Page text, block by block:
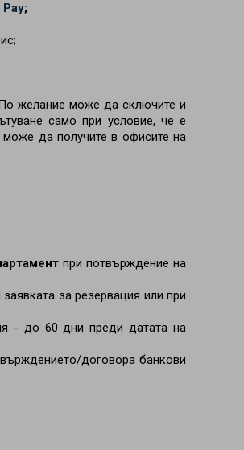
Pay;
желание може да сключите и
само при условие, че е
да получите в офисите на
при потвърждение на
за резервация или при
- до 60 дни преди датата на
договора банкови